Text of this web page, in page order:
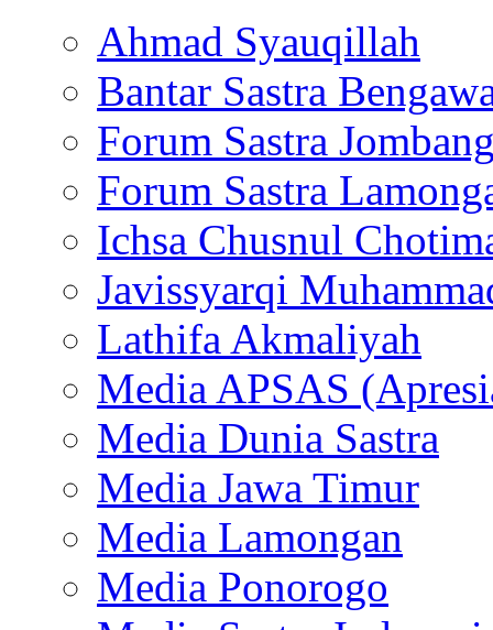
Ahmad Syauqillah
Bantar Sastra
Forum Sastra
Forum Sastra
Ichsa Chusnul
Javissyarqi
Lathifa Akmaliyah
Media APSAS
Media Dunia Sastra
Media Jawa Timur
Media Lamongan
Media Ponorogo